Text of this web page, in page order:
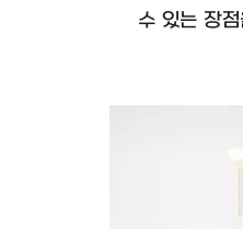
수 있는 장